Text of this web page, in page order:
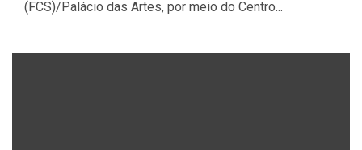
(FCS)/Palácio das Artes, por meio do Centro...